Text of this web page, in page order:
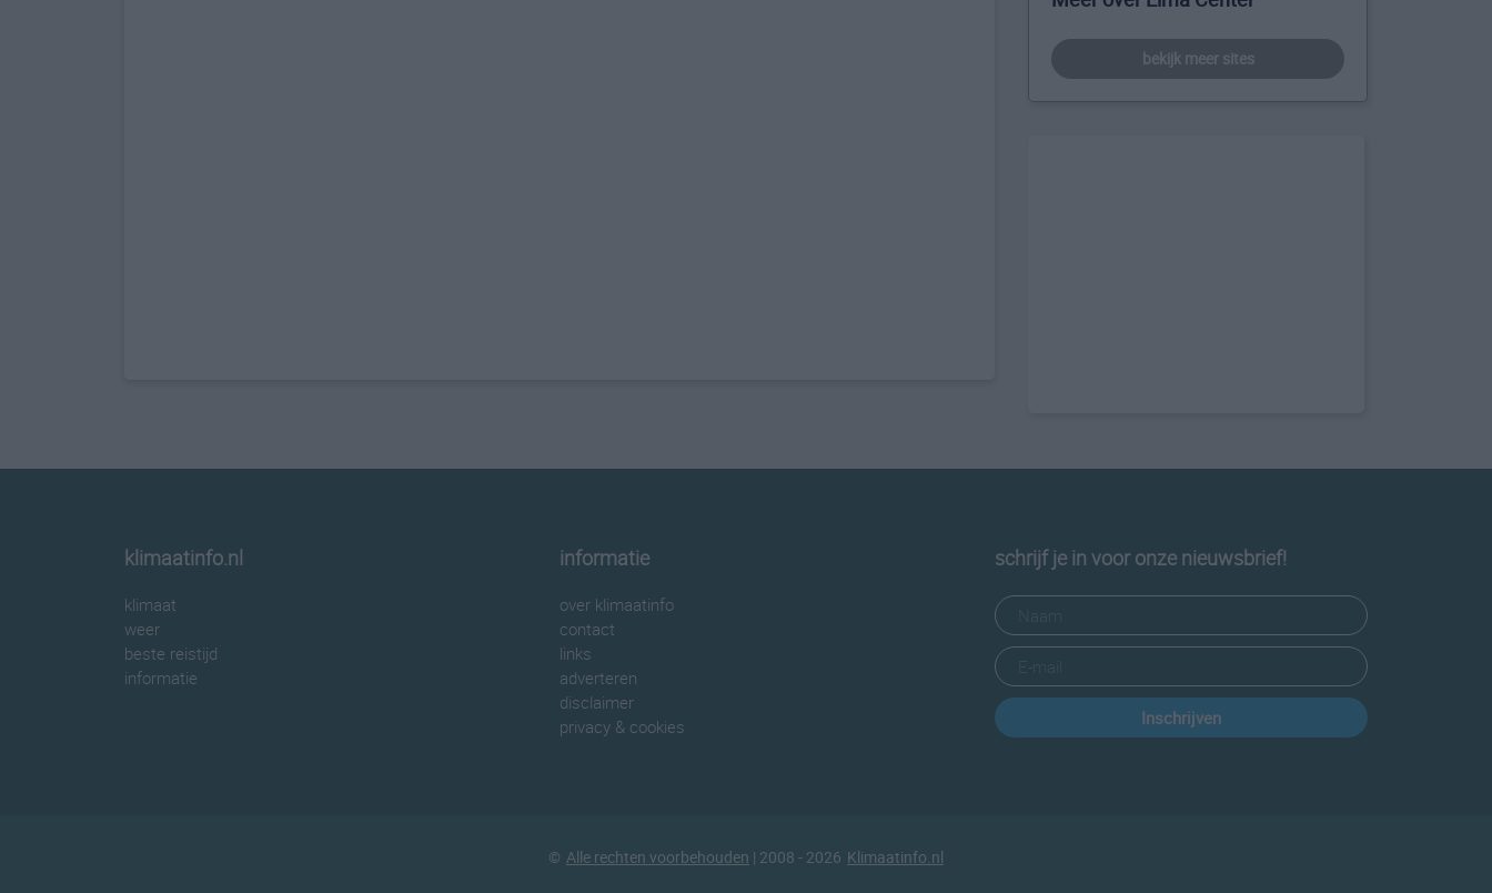
bekijk meer sites
klimaatinfo.nl
klimaat
weer
beste reistijd
informatie
informatie
over klimaatinfo
contact
links
adverteren
disclaimer
privacy & cookies
schrijf je in voor onze nieuwsbrief!
Inschrijven
© Alle rechten voorbehouden | 2008 - 2026 Klimaatinfo.nl